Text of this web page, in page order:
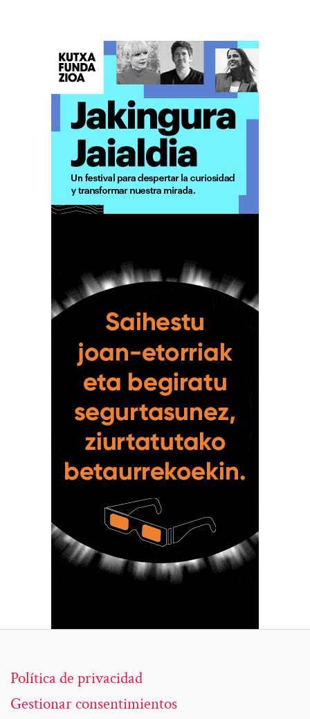
Política de privacidad
Gestionar consentimientos